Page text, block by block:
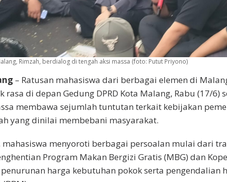
Rimzah, berdialog di tengah aksi massa (foto: Putut Priyono)
– Ratusan mahasiswa dari berbagai elemen di
rasa di depan Gedung DPRD Kota Malang, Rabu (17/6)
membawa sejumlah tuntutan terkait kebijakan
yang dinilai membebani masyarakat.
mahasiswa menyoroti berbagai persoalan mulai dari
Program Makan Bergizi Gratis (MBG) dan
harga kebutuhan pokok serta pengendalian